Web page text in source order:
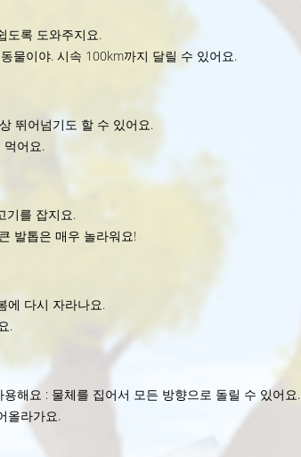
도록 도와주지요.
물이야. 시속 100km까지 달릴 수 있어요.
뛰어넘기도 할 수 있어요.
먹어요.
기를 잡지요.
발톱은 매우 놀라워요!
에 다시 자라나요.
.
해요 : 물체를 집어서 모든 방향으로 돌릴 수 있어요.
올라가요.